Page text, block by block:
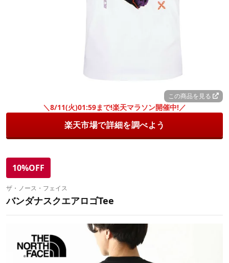
この商品を見る
＼8/11(火)01:59まで!楽天マラソン開催中!／
楽天市場で詳細を調べよう
10%OFF
ザ・ノース・フェイス
バンダナスクエアロゴTee